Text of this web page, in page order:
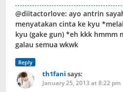
@diitactorlove: ayo antrin
menyatakan cinta ke kyu
kyu (gake gun) *eh kkk hmmm
galau semua wkwk
Reply
th1fani says:
January 25, 2013 at 8:22 pm